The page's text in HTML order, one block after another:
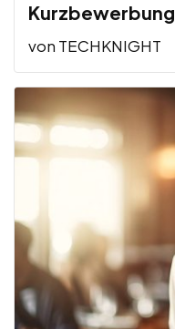
Kurzbewerbung
von TECHKNIGHT